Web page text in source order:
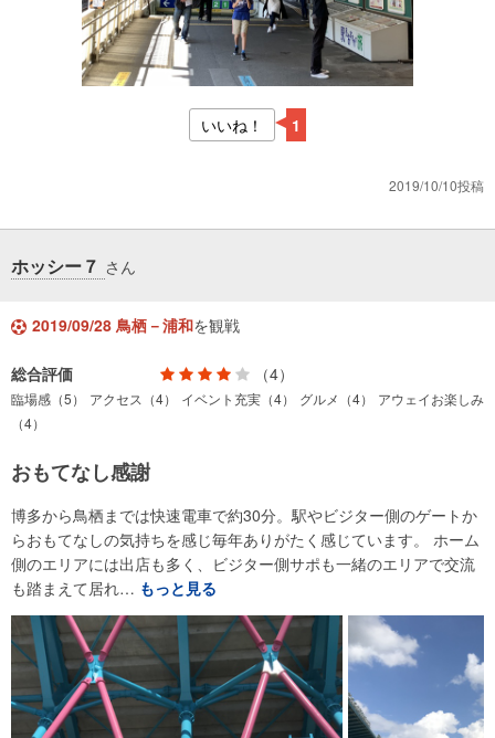
いいね！ 1
2019/10/10投稿
ホッシー７ さん
2019/09/28 鳥栖－浦和を観戦
総合評価 （4）
臨場感（5） アクセス（4） イベント充実（4） グルメ（4）
アウェイお楽しみ
（4）
おもてなし感謝
博多から鳥栖までは快速電車で約30分。駅やビジター側のゲートか
らおもてなしの気持ちを感じ毎年ありがたく感じています。 ホーム
側のエリアには出店も多く、ビジター側サポも一緒のエリアで交流
も踏まえて居れ… もっと見る